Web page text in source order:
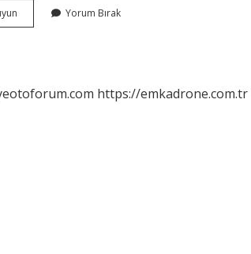
Prematüre
Bebek
Yorum Bırak
https://emkadrone.com.tr